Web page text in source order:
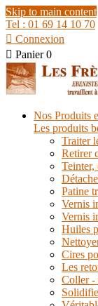
Skip to main content
Tel : 01 69 14 10 70
 Connexion
 Panier 0
Nos Produits
Les produits
Traiter
Retirer
Teinter,
Patine
Vernis
Vernis
Huiles
Cires
Les
Coller -